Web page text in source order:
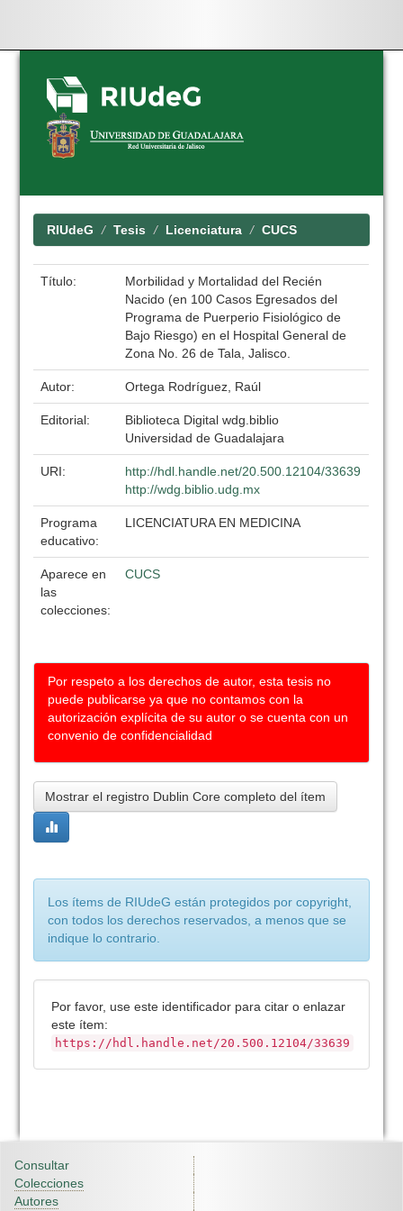
Skip
navigation
RIUdeG Tesis Licenciatura CUCS
Título:
Morbilidad y Mortalidad del Recién
Nacido (en 100 Casos Egresados del
Programa de Puerperio Fisiológico de
Bajo Riesgo) en el Hospital General de
Zona No. 26 de Tala, Jalisco.
Autor: Ortega Rodríguez, Raúl
Editorial:
Biblioteca Digital wdg.biblio
Universidad de Guadalajara
URI:
http://hdl.handle.net/20.500.12104/33639
http://wdg.biblio.udg.mx
Programa
educativo:
LICENCIATURA EN MEDICINA
Aparece en
las
colecciones:
CUCS
Por respeto a los derechos de autor, esta tesis no
puede publicarse ya que no contamos con la
autorización explícita de su autor o se cuenta con un
convenio de confidencialidad
Mostrar el registro Dublin Core completo del ítem
Los ítems de RIUdeG están protegidos por copyright,
con todos los derechos reservados, a menos que se
indique lo contrario.
Por favor, use este identificador para citar o enlazar
este ítem:
https://hdl.handle.net/20.500.12104/33639
Consultar
Colecciones
Autores